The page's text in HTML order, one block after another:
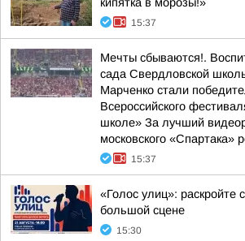
15:37
Мечты сбываются!.
сада Свердловской
Марченко стали
Всероссийского
школе» За лучший
московского «Спартака»
15:37
«Голос улиц»: раскройте
большой сцене
15:30